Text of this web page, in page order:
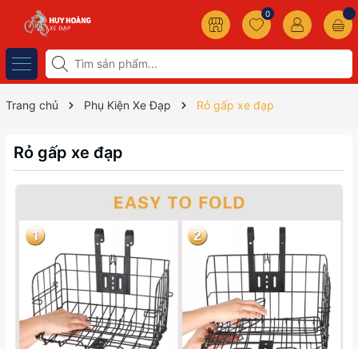
0
Trang chủ Phụ Kiện Xe Đạp Rỏ gấp xe đạp
Rỏ gấp xe đạp